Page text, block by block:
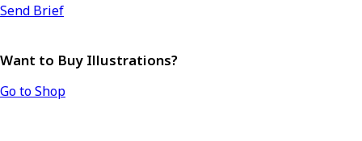
Send Brief
Want to Buy Illustrations?
Go to Shop